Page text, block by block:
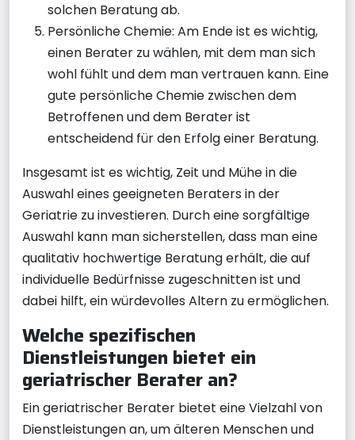
solchen Beratung ab.
Persönliche Chemie: Am Ende ist es wichtig,
einen Berater zu wählen, mit dem man sich
wohl fühlt und dem man vertrauen kann. Eine
gute persönliche Chemie zwischen dem
Betroffenen und dem Berater ist
entscheidend für den Erfolg einer Beratung.
Insgesamt ist es wichtig, Zeit und Mühe in die
Auswahl eines geeigneten Beraters in der
Geriatrie zu investieren. Durch eine sorgfältige
Auswahl kann man sicherstellen, dass man eine
qualitativ hochwertige Beratung erhält, die auf
individuelle Bedürfnisse zugeschnitten ist und
dabei hilft, ein würdevolles Altern zu ermöglichen.
Welche spezifischen
Dienstleistungen bietet ein
geriatrischer Berater an?
Ein geriatrischer Berater bietet eine Vielzahl von
Dienstleistungen an, um älteren Menschen und